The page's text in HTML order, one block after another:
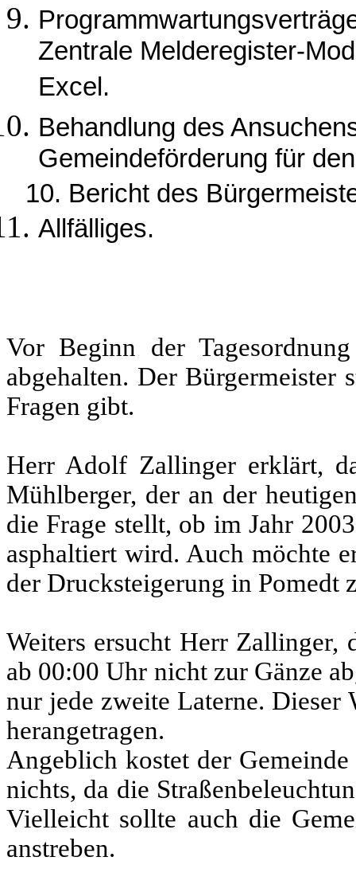
Zentrale Melderegister-
Excel.
Behandlung des
Gemeindeförderung für
10. Bericht des
Allfälliges.
Vor Beginn der
abgehalten. Der
Fragen gibt.
Herr Adolf Zallinger erklärt,
Mühlberger, der an der
die Frage stellt, ob im Jahr
asphaltiert wird. Auch möchte
der Drucksteigerung in Pomedt
Weiters ersucht Herr Zallinger,
ab 00:00 Uhr nicht zur Gänze
nur jede zweite Laterne. Dieser
herangetragen.
Angeblich kostet der
nichts, da die
Vielleicht sollte auch die
anstreben.